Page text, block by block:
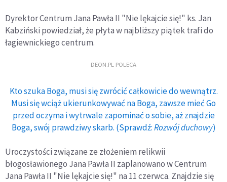
Dyrektor Centrum Jana Pawła II "Nie lękajcie się!" ks. Jan
Kabziński powiedział, że płyta w najbliższy piątek trafi do
łagiewnickiego centrum.
DEON.PL POLECA
Kto szuka Boga, musi się zwrócić całkowicie do wewnątrz.
Musi się wciąż ukierunkowywać na Boga, zawsze mieć Go
przed oczyma i wytrwale zapominać o sobie, aż znajdzie
Boga, swój prawdziwy skarb. (Sprawdź:Rozwój duchowy)
Uroczystości związane ze złożeniem relikwii
błogosławionego Jana Pawła II zaplanowano w Centrum
Jana Pawła II "Nie lękajcie się!" na 11 czerwca. Znajdzie się